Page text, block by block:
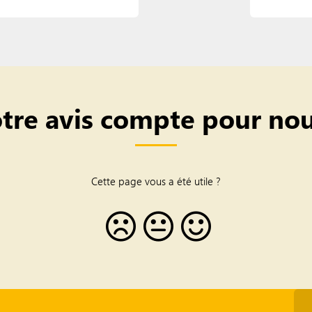
avis compte pour
Cette page vous a été utile ?